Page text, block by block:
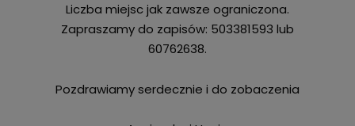
Liczba miejsc jak zawsze ograniczona.
Zapraszamy do zapisów: 503381593 lub
60762638.
Pozdrawiamy serdecznie i do zobaczenia